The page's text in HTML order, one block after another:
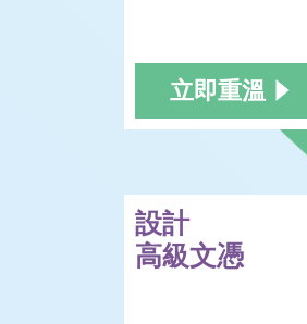
立即重溫
設計
高級文憑